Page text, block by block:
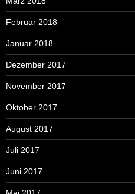
Februar 2018
Januar 2018
Dezember 2017
November 2017
Oktober 2017
August 2017
Juli 2017
Juni 2017